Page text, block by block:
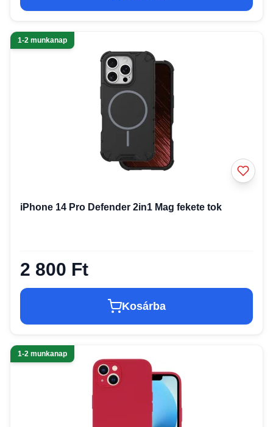
1-2 munkanap
iPhone 14 Pro Defender 2in1 Mag fekete tok
2 800 Ft
Kosárba
1-2 munkanap